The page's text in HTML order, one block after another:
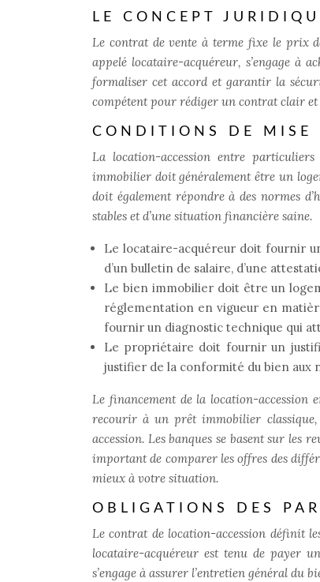
LE CONCEPT
Le contrat de vente à terme fixe le prix
appelé locataire-acquéreur, s’engage
formaliser cet accord et garantir la
compétent pour rédiger un contrat clair et
CONDITIONS DE MISE
La location-accession entre
immobilier doit généralement être un
doit également répondre à des normes
stables et d’une situation financière saine.
Le locataire-acquéreur doit fournir
d’un bulletin de salaire, d’une
Le bien immobilier doit être un
réglementation en vigueur en
fournir un diagnostic technique qui
Le propriétaire doit fournir un
justifier de la conformité du bien aux
Le financement de la location-
recourir à un prêt immobilier
accession. Les banques se basent sur
important de comparer les offres des
mieux à votre situation.
OBLIGATIONS DES
Le contrat de location-accession définit
locataire-acquéreur est tenu de payer
s’engage à assurer l’entretien général du